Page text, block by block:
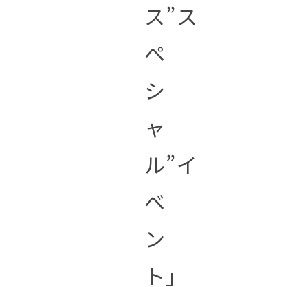
ス”ス
ペ
シ
ャ
ル”イ
ベ
ン
ト」